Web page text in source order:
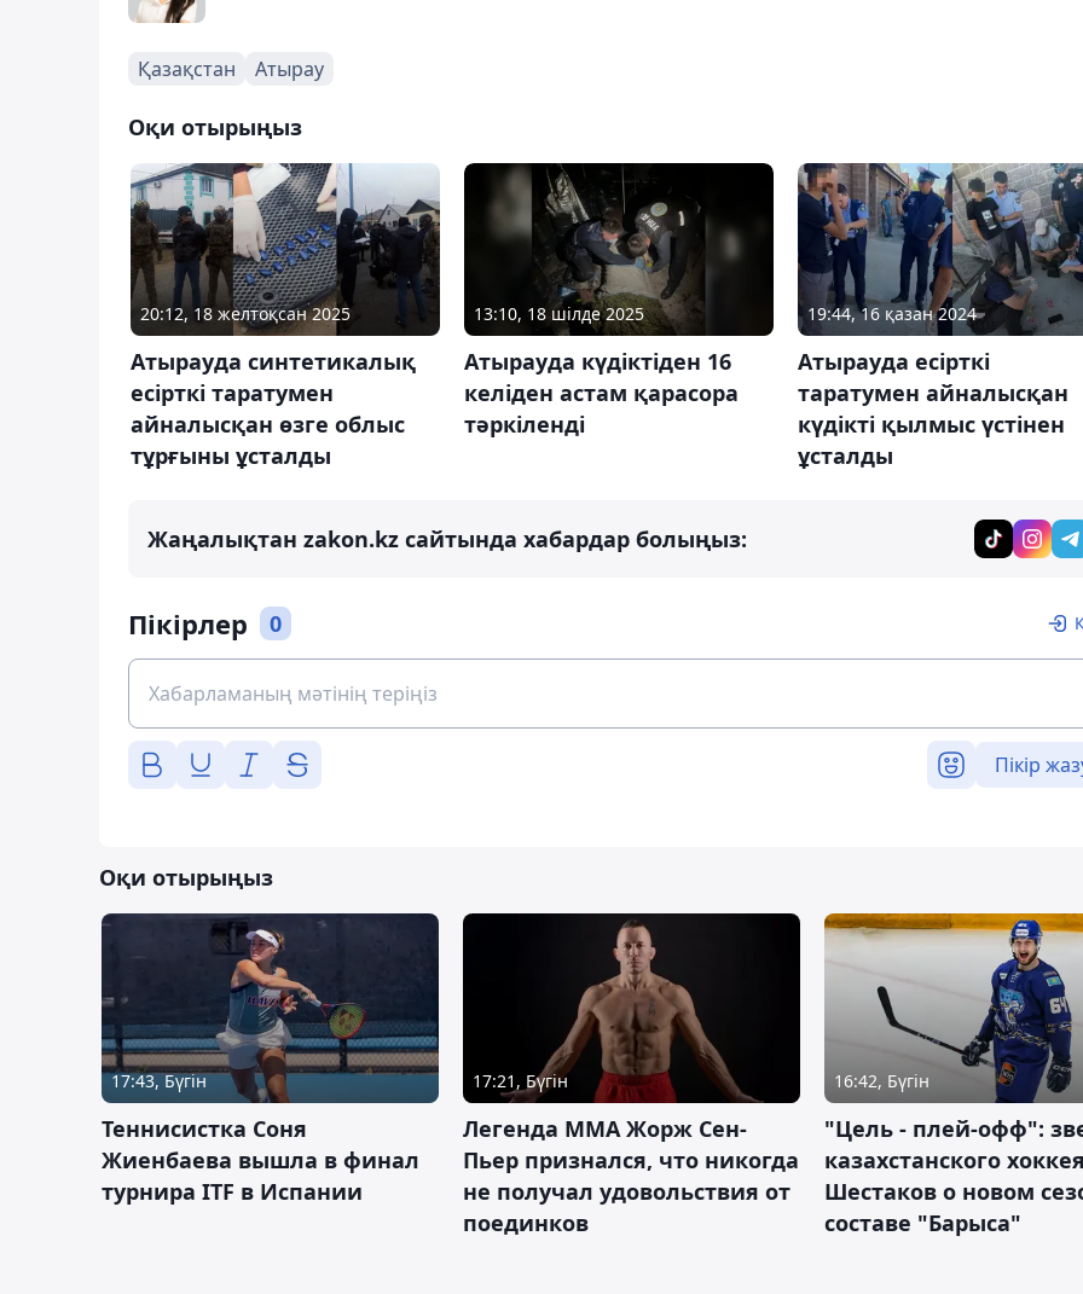
Қазақстан Атырау
Оқи отырыңыз
20:12, 18 желтоқсан 2025
Атырауда синтетикалық
есірткі таратумен
айналысқан өзге облыс
тұрғыны ұсталды
13:10, 18 шілде 2025
Атырауда күдіктіден 16
келіден астам қарасора
тәркіленді
19:44, 16 қазан 2024
Атырауда есірткі
таратумен айналысқан
күдікті қылмыс үстінен
ұсталды
Жаңалықтан zakon.kz сайтында хабардар болыңыз:
Пікірлер 0
Пікір
Оқи отырыңыз
17:43, Бүгін
Теннисистка Соня
Жиенбаева вышла в финал
турнира ITF в Испании
17:21, Бүгін
Легенда ММА Жорж Сен-
Пьер признался, что никогда
не получал удовольствия от
поединков
16:42, Бүгін
"Цель - плей-офф":
казахстанского
Шестаков о новом
составе "Барыса"